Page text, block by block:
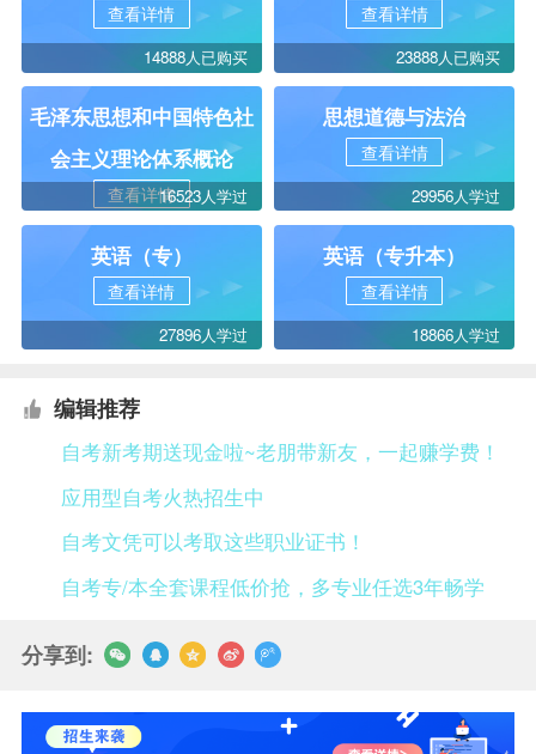
查看详情
14888人已购买
查看详情
23888人已购买
毛泽东思想和中国特色社
会主义理论体系概论
查看详情16523人学过
思想道德与法治
查看详情
29956人学过
英语（专）
查看详情
27896人学过
英语（专升本）
查看详情
18866人学过
编辑推荐
自考新考期送现金啦~老朋带新友，一起赚学费！
应用型自考火热招生中
自考文凭可以考取这些职业证书！
自考专/本全套课程低价抢，多专业任选3年畅学
分享到: